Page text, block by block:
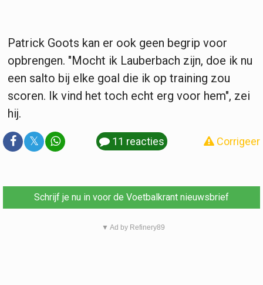
Patrick Goots kan er ook geen begrip voor
opbrengen. "Mocht ik Lauberbach zijn, doe ik nu
een salto bij elke goal die ik op training zou
scoren. Ik vind het toch echt erg voor hem", zei
hij.
𝕏 11 reacties Corrigeer
Schrijf je nu in voor de Voetbalkrant nieuwsbrief
▼ Ad by Refinery89